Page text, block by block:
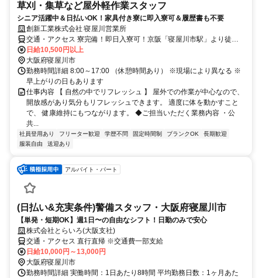
草刈・集草など屋外軽作業スタッフ
シニア活躍中＆日払いOK！家具付き寮に即入寮可＆履歴書も不要
創新工業株式会社 寝屋川営業所
交通・アクセス 寮完備！即日入寮可！京阪「寝屋川市駅」より徒歩
20分
日給10,500円以上
大阪府寝屋川市
勤務時間詳細 8:00～17:00 （休憩時間あり） ※現場により異なる ※
早上がりの日もあります
仕事内容 【 自然の中でリフレッシュ 】 屋外での作業が中心なので、
開放感があり気分もリフレッシュできます。 適度に体を動かすこと
で、 健康維持にもつながります。 ◆ご担当いただく業務内容 ・公
共...
社員登用あり フリーター歓迎 学歴不問 固定時間制 ブランクOK
長期歓迎
服装自由
送迎あり
アルバイト・パート
(日払い&充実条件)警備スタッフ・大阪府寝屋川市
【単発・短期OK】週1日〜の自由なシフト！日勤のみで安心
株式会社とらいろ(大阪支社)
交通・アクセス 直行直帰 ※交通費一部支給
日給10,000円～13,000円
大阪府寝屋川市
勤務時間詳細 実働時間：1日あたり8時間 平均勤務日数：1ヶ月あた